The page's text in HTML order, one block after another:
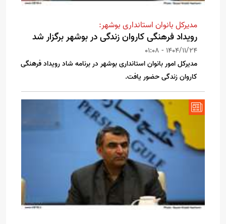
مدیرکل بانوان استانداری بوشهر:
رویداد فرهنگی کاروان زندگی در بوشهر برگزار شد
1404/11/24 - 01:08
مدیرکل امور بانوان استانداری بوشهر در برنامه شاد رویداد فرهنگی
کاروان زندگی حضور یافت.